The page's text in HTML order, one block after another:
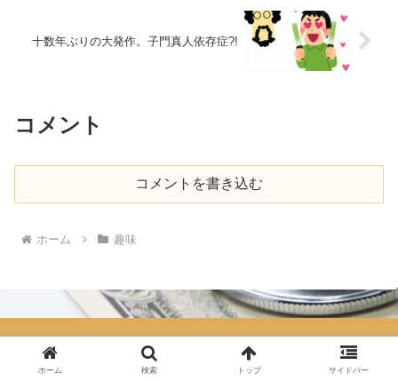
十数年ぶりの大発作。子門真人依存症?!
コメント
コメントを書き込む
ホーム 趣味
お金のカルテ。現役医師の病歴
ホーム 検索 トップ サイドバー